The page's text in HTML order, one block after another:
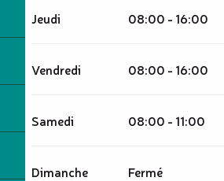
Jeudi 08:00 - 16:00
Vendredi 08:00 - 16:00
Samedi 08:00 - 11:00
Dimanche Fermé